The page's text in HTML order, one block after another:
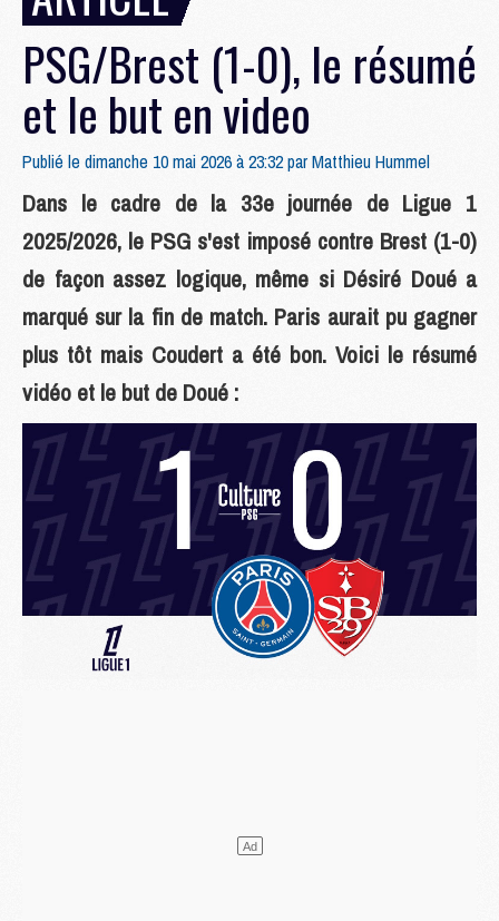
PSG/Brest (1-0), le résumé
et le but en video
Publié le dimanche 10 mai 2026 à 23:32 parMatthieu Hummel
Dans le cadre de la 33e journée de Ligue 1
2025/2026, le PSG s'est imposé contre Brest (1-0)
de façon assez logique, même si Désiré Doué a
marqué sur la fin de match. Paris aurait pu gagner
plus tôt mais Coudert a été bon. Voici le résumé
vidéo et le but de Doué :